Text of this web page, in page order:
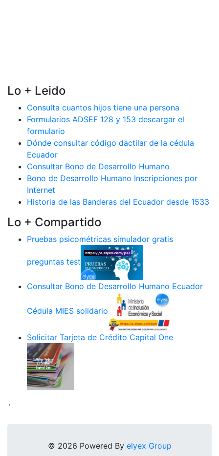
Lo + Leido
Consulta cuantos hijos tiene una persona
Formularios ADSEF 128 y 153 descargar el
formulario
Dónde consultar código dactilar de la cédula
Ecuador
Consultar Bono de Desarrollo Humano
Bono de Desarrollo Humano Inscripciones por
Internet
Historia de las Banderas del Ecuador desde 1533
Lo + Compartido
Pruebas psicométricas simulador gratis
preguntas test
Consultar Bono de Desarrollo Humano Ecuador
Cédula MIES solidario
Solicitar Tarjeta de Crédito Capital One
.
© 2026 Powered By elyex Group